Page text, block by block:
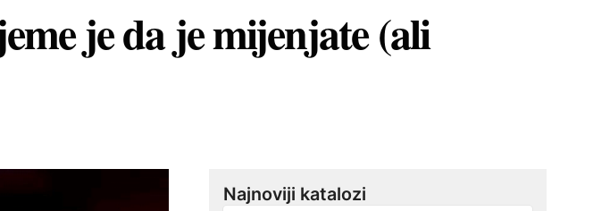
je da je mijenjate (ali